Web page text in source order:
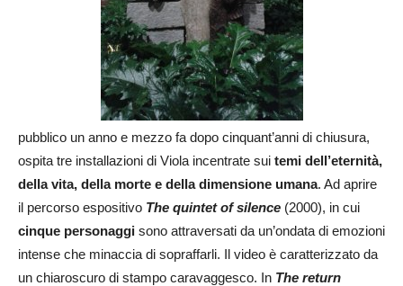
pubblico un anno e mezzo fa dopo cinquant’anni di chiusura,
ospita tre installazioni di Viola incentrate sui temi dell’eternità,
della vita, della morte e della dimensione umana. Ad aprire
il percorso espositivo The quintet of silence (2000), in cui
cinque personaggi sono attraversati da un’ondata di emozioni
intense che minaccia di sopraffarli. Il video è caratterizzato da
un chiaroscuro di stampo caravaggesco. In The return